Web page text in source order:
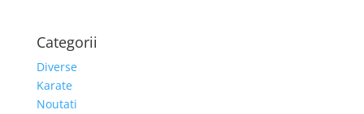
Categorii
Diverse
Karate
Noutati